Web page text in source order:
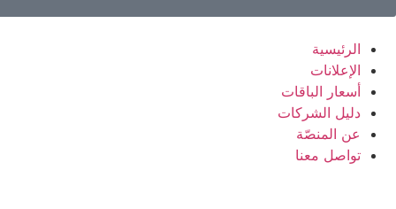
الرئيسية
الإعلانات
أسعار الباقات
دليل الشركات
عن المنصّة
تواصل معنا